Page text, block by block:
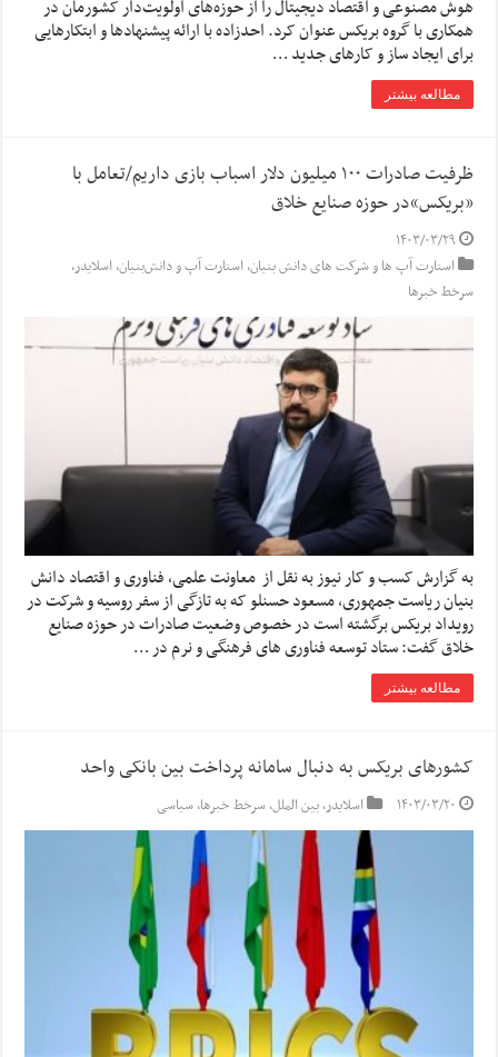
هوش مصنوعی و اقتصاد دیجیتال را از حوزه‌های اولویت‌دار کشورمان در
همکاری با گروه بریکس عنوان کرد. احدزاده با ارائه پیشنهادها و ابتکارهایی
برای ایجاد ساز و کارهای جدید …
مطالعه بیشتر
ظرفیت صادرات ۱۰۰ میلیون دلار اسباب بازی داریم/تعامل با
«بریکس»در حوزه صنایع خلاق
۱۴۰۳/۰۳/۲۹
استارت آپ ها و شرکت های دانش بنیان,استارت آپ‌ و دانش‌بنیان‌,اسلایدر,
سرخط خبرها
به گزارش کسب و کار نیوز به نقل از معاونت علمی، فناوری و اقتصاد دانش
بنیان ریاست جمهوری، مسعود حسنلو که به تازگی از سفر روسیه و شرکت در
رویداد بریکس برگشته است در خصوص وضعیت صادرات در حوزه صنایع
خلاق گفت: ستاد توسعه فناوری های فرهنگی و نرم در …
مطالعه بیشتر
کشورهای بریکس به دنبال سامانه پرداخت بین بانکی واحد
۱۴۰۳/۰۳/۲۰ اسلایدر,بین الملل,سرخط خبرها,سیاسی